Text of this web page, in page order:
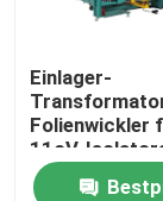
Einlager-
Folienwickler
11oV-